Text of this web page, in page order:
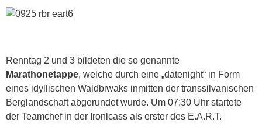
Renntag 2 und 3 bildeten die so genannte
Marathonetappe, welche durch eine „datenight“ in Form
eines idyllischen Waldbiwaks inmitten der transsilvanischen
Berglandschaft abgerundet wurde. Um 07:30 Uhr startete
der Teamchef in der Ironlcass als erster des E.A.R.T.